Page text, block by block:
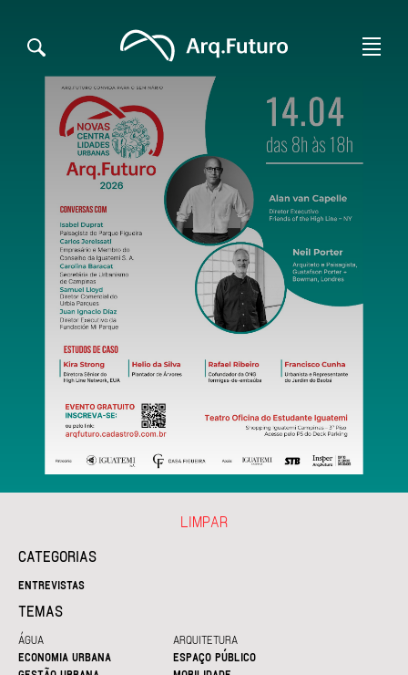
CATEGORIAS
ENTREVISTAS
TEMAS
ÁGUA
ARQUITETURA
ECONOMIA URBANA
ESPAÇO PÚBLICO
LIMPAR